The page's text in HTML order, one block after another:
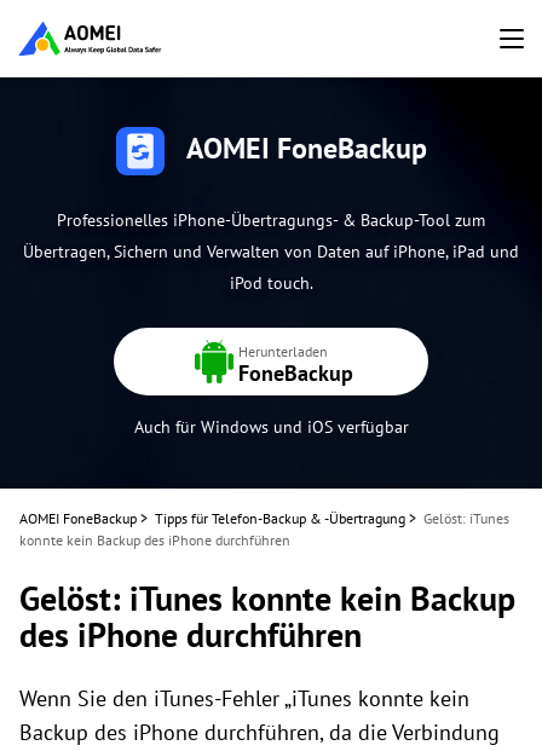
AOMEI FoneBackup
Professionelles iPhone-Übertragungs- & Backup-Tool zum
Übertragen, Sichern und Verwalten von Daten auf iPhone, iPad und
iPod touch.
Herunterladen
FoneBackup
Auch für Windows und iOS verfügbar
AOMEI FoneBackup > Tipps für Telefon-Backup & -Übertragung > Gelöst: iTunes
konnte kein Backup des iPhone durchführen
Gelöst: iTunes konnte kein Backup
des iPhone durchführen
Wenn Sie den iTunes-Fehler „iTunes konnte kein
Backup des iPhone durchführen, da die Verbindung